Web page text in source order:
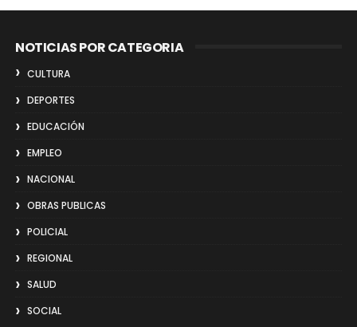
NOTICIAS POR CATEGORIA
CULTURA
DEPORTES
EDUCACIÓN
EMPLEO
NACIONAL
OBRAS PUBLICAS
POLICIAL
REGIONAL
SALUD
SOCIAL